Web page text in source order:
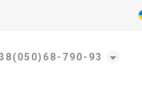
790-93